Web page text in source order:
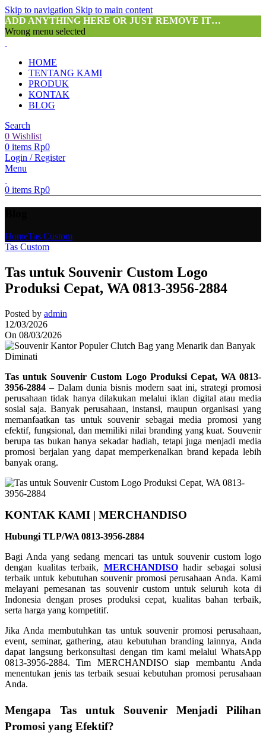
Skip to navigation Skip to main content
ADD ANYTHING HERE OR JUST REMOVE IT…
Wrong menu selected
HOME
TENTANG KAMI
PRODUK
KONTAK
BLOG
Search
0 Wishlist
0 items Rp0
Login / Register
Menu
0 items Rp0
HomeTas Custom
Tas Custom
Tas untuk Souvenir Custom Logo
Produksi Cepat, WA 0813-3956-2884
Posted by admin
12/03/2026
On 08/03/2026
Tas untuk Souvenir Custom Logo Produksi Cepat, WA 0813-
3956-2884 – Dalam dunia bisnis modern saat ini, strategi promosi
perusahaan tidak hanya dilakukan melalui iklan digital atau media
sosial saja. Banyak perusahaan, instansi, maupun organisasi yang
memanfaatkan tas untuk souvenir sebagai media promosi yang
efektif, fungsional, dan memiliki nilai branding yang kuat. Souvenir
berupa tas bukan hanya sekadar hadiah, tetapi juga menjadi media
promosi berjalan yang dapat memperkenalkan brand kepada lebih
banyak orang.
KONTAK KAMI | MERCHANDISO
Hubungi TLP/WA 0813-3956-2884
Bagi Anda yang sedang mencari tas untuk souvenir custom logo
dengan kualitas terbaik, MERCHANDISOhadir sebagai solusi
terbaik untuk kebutuhan souvenir promosi perusahaan Anda. Kami
melayani pemesanan tas souvenir custom untuk seluruh kota di
Indonesia dengan proses produksi cepat, kualitas bahan terbaik,
serta harga yang kompetitif.
Jika Anda membutuhkan tas untuk souvenir promosi perusahaan,
event, seminar, gathering, atau kebutuhan branding lainnya, Anda
dapat langsung berkonsultasi dengan tim kami melalui WhatsApp
0813-3956-2884. Tim MERCHANDISO siap membantu Anda
menentukan jenis tas terbaik sesuai kebutuhan promosi perusahaan
Anda.
Mengapa Tas untuk Souvenir Menjadi Pilihan
Promosi yang Efektif?